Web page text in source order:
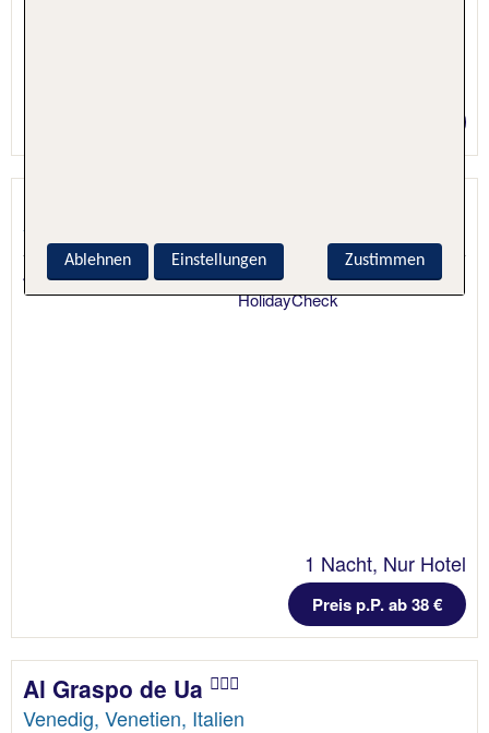
Venedig, Venetien, Italien
4.9 - 98 % Weiterempfehlung
1 Nacht, Nur Hotel
Preis p.P. ab 38 €
Al Graspo de Ua
Venedig, Venetien, Italien
Zustimmen
Ablehnen Einstellungen